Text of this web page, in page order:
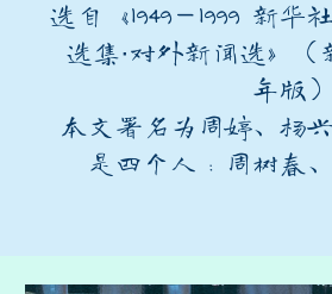
选自《1949—1999 新华
选集·对外新闻选》（
年版
本文署名为周婷、杨
是四个人：周树春